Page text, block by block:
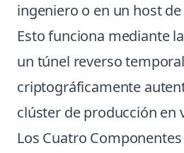
ingeniero o en un host
Esto funciona mediante
un túnel reverso
criptográficamente
clúster de producción en
Los Cuatro Componentes